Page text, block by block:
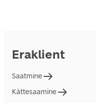
Eraklient
Saatmine
Kättesaamine